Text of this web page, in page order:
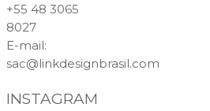
+55 48 3065
8027
E-mail:
sac@linkdesignbrasil.com
INSTAGRAM